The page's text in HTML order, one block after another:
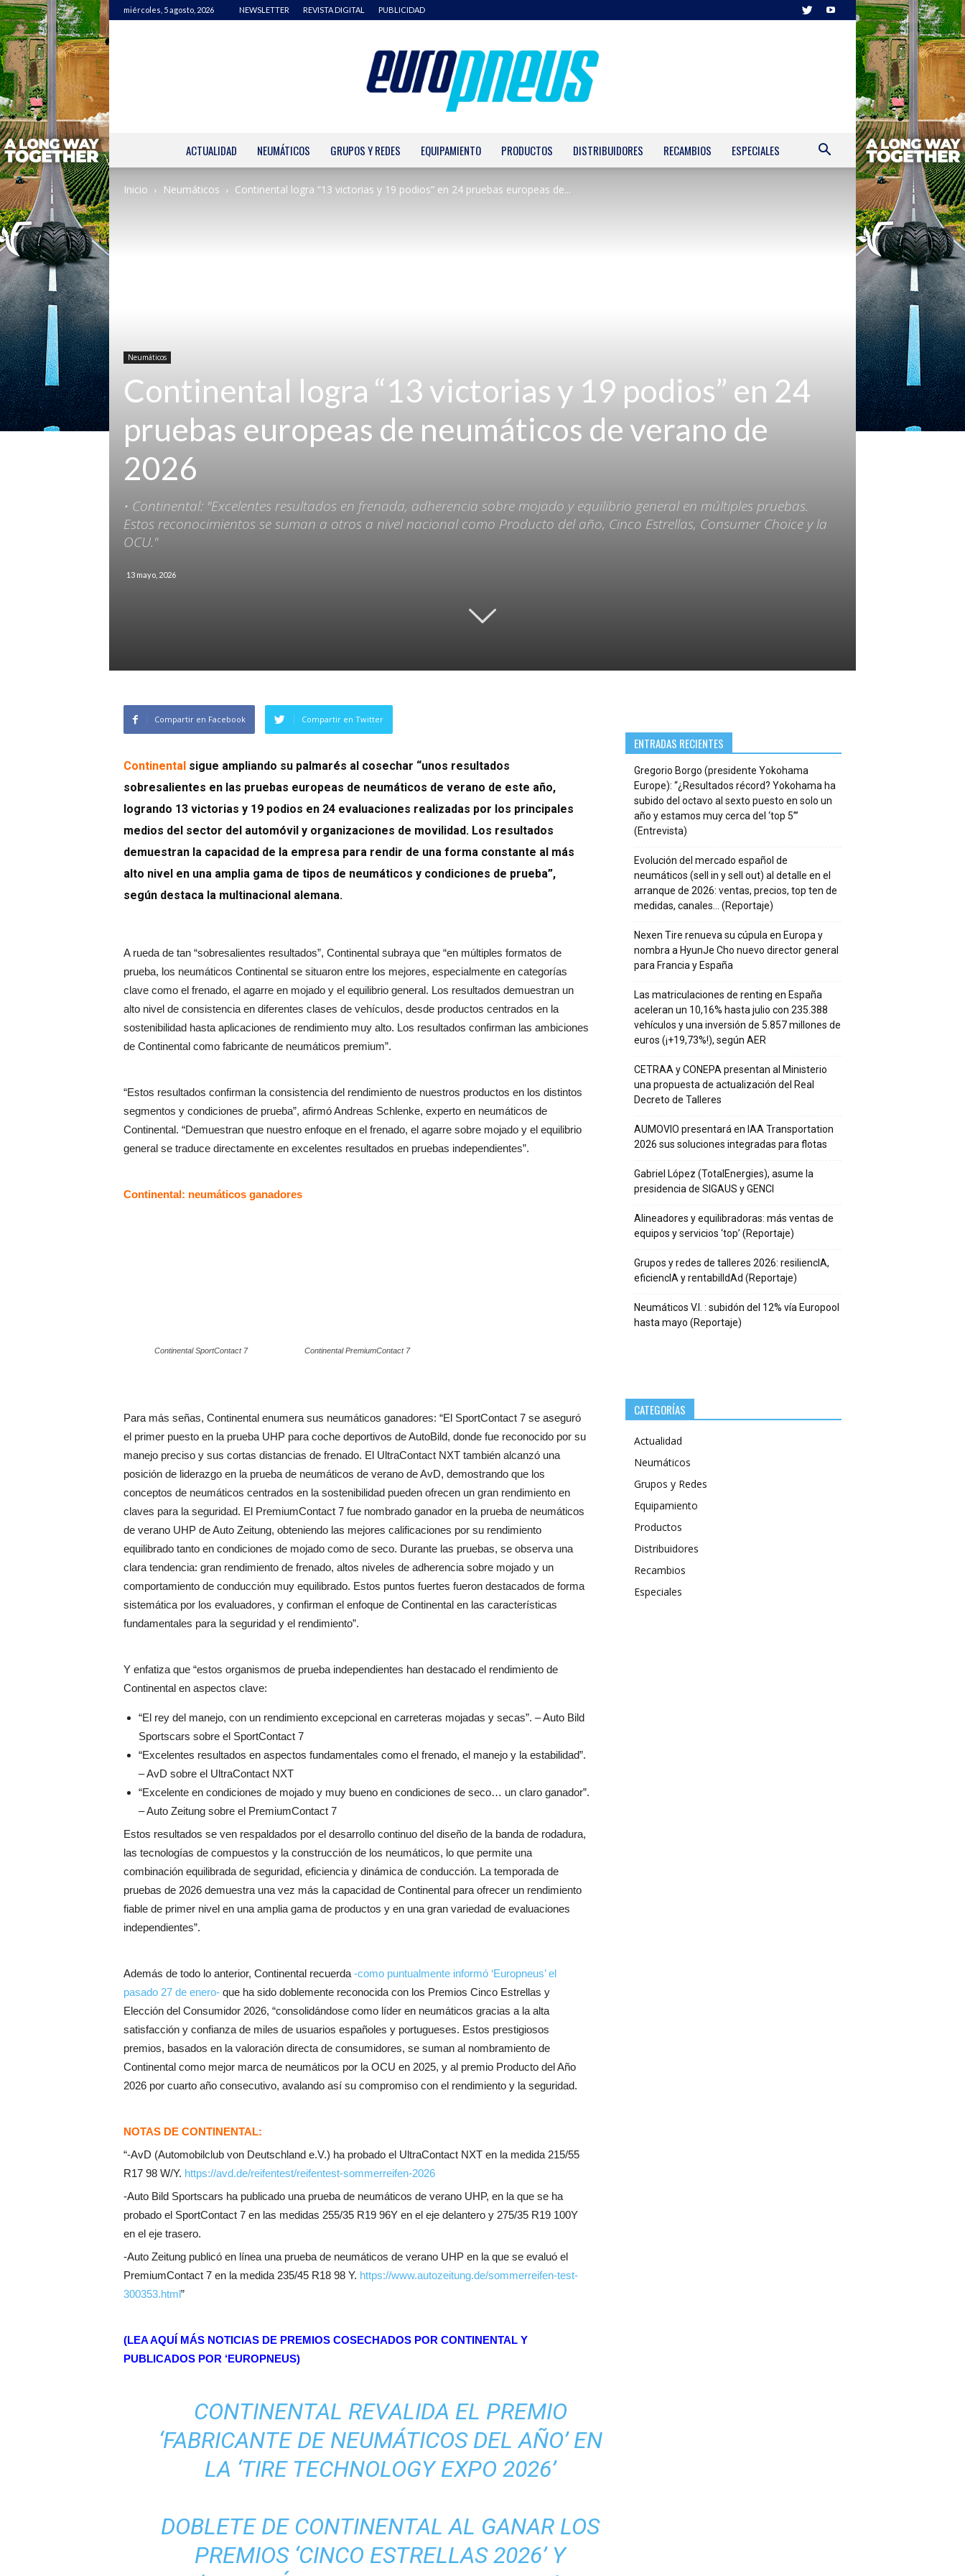
miércoles, 5 agosto, 2026 NEWSLETTER REVISTA DIGITAL PUBLICIDAD
ACTUALIDAD NEUMÁTICOS GRUPOS Y REDES EQUIPAMIENTO PRODUCTOS DISTRIBUIDORES RECAMBIOS ESPECIALES
Inicio Neumáticos Continental logra “13 victorias y 19 podios” en 24 pruebas europeas de...
Neumáticos
Continental logra “13 victorias y 19 podios” en 24
pruebas europeas de neumáticos de verano de
2026
• Continental: "Excelentes resultados en frenada, adherencia sobre mojado y equilibrio general en múltiples pruebas.
Estos reconocimientos se suman a otros a nivel nacional como Producto del año, Cinco Estrellas, Consumer Choice y la
OCU."
13 mayo, 2026
Compartir en Facebook Compartir en Twitter
Continental sigue ampliando su palmarés al cosechar “unos resultados
sobresalientes en las pruebas europeas de neumáticos de verano de este año,
logrando 13 victorias y 19 podios en 24 evaluaciones realizadas por los principales
medios del sector del automóvil y organizaciones de movilidad. Los resultados
demuestran la capacidad de la empresa para rendir de una forma constante al más
alto nivel en una amplia gama de tipos de neumáticos y condiciones de prueba”,
según destaca la multinacional alemana.
A rueda de tan “sobresalientes resultados”, Continental subraya que “en múltiples formatos de
prueba, los neumáticos Continental se situaron entre los mejores, especialmente en categorías
clave como el frenado, el agarre en mojado y el equilibrio general. Los resultados demuestran un
alto nivel de consistencia en diferentes clases de vehículos, desde productos centrados en la
sostenibilidad hasta aplicaciones de rendimiento muy alto. Los resultados confirman las ambiciones
de Continental como fabricante de neumáticos premium”.
“Estos resultados confirman la consistencia del rendimiento de nuestros productos en los distintos
segmentos y condiciones de prueba”, afirmó Andreas Schlenke, experto en neumáticos de
Continental. “Demuestran que nuestro enfoque en el frenado, el agarre sobre mojado y el equilibrio
general se traduce directamente en excelentes resultados en pruebas independientes”.
Continental: neumáticos ganadores
Continental SportContact 7 Continental PremiumContact 7
Para más señas, Continental enumera sus neumáticos ganadores: “El SportContact 7 se aseguró
el primer puesto en la prueba UHP para coche deportivos de AutoBild, donde fue reconocido por su
manejo preciso y sus cortas distancias de frenado. El UltraContact NXT también alcanzó una
posición de liderazgo en la prueba de neumáticos de verano de AvD, demostrando que los
conceptos de neumáticos centrados en la sostenibilidad pueden ofrecen un gran rendimiento en
claves para la seguridad. El PremiumContact 7 fue nombrado ganador en la prueba de neumáticos
de verano UHP de Auto Zeitung, obteniendo las mejores calificaciones por su rendimiento
equilibrado tanto en condiciones de mojado como de seco. Durante las pruebas, se observa una
clara tendencia: gran rendimiento de frenado, altos niveles de adherencia sobre mojado y un
comportamiento de conducción muy equilibrado. Estos puntos fuertes fueron destacados de forma
sistemática por los evaluadores, y confirman el enfoque de Continental en las características
fundamentales para la seguridad y el rendimiento”.
Y enfatiza que “estos organismos de prueba independientes han destacado el rendimiento de
Continental en aspectos clave:
“El rey del manejo, con un rendimiento excepcional en carreteras mojadas y secas”. – Auto Bild
Sportscars sobre el SportContact 7
“Excelentes resultados en aspectos fundamentales como el frenado, el manejo y la estabilidad”.
– AvD sobre el UltraContact NXT
“Excelente en condiciones de mojado y muy bueno en condiciones de seco… un claro ganador”.
– Auto Zeitung sobre el PremiumContact 7
Estos resultados se ven respaldados por el desarrollo continuo del diseño de la banda de rodadura,
las tecnologías de compuestos y la construcción de los neumáticos, lo que permite una
combinación equilibrada de seguridad, eficiencia y dinámica de conducción. La temporada de
pruebas de 2026 demuestra una vez más la capacidad de Continental para ofrecer un rendimiento
fiable de primer nivel en una amplia gama de productos y en una gran variedad de evaluaciones
independientes”.
Además de todo lo anterior, Continental recuerda -como puntualmente informó ‘Europneus’ el
pasado 27 de enero- que ha sido doblemente reconocida con los Premios Cinco Estrellas y
Elección del Consumidor 2026, “consolidándose como líder en neumáticos gracias a la alta
satisfacción y confianza de miles de usuarios españoles y portugueses. Estos prestigiosos
premios, basados en la valoración directa de consumidores, se suman al nombramiento de
Continental como mejor marca de neumáticos por la OCU en 2025, y al premio Producto del Año
2026 por cuarto año consecutivo, avalando así su compromiso con el rendimiento y la seguridad.
NOTAS DE CONTINENTAL:
“-AvD (Automobilclub von Deutschland e.V.) ha probado el UltraContact NXT en la medida 215/55
R17 98 W/Y. https://avd.de/reifentest/reifentest-sommerreifen-2026
-Auto Bild Sportscars ha publicado una prueba de neumáticos de verano UHP, en la que se ha
probado el SportContact 7 en las medidas 255/35 R19 96Y en el eje delantero y 275/35 R19 100Y
en el eje trasero.
-Auto Zeitung publicó en línea una prueba de neumáticos de verano UHP en la que se evaluó el
PremiumContact 7 en la medida 235/45 R18 98 Y. https://www.autozeitung.de/sommerreifen-test-
300353.html”
(LEA AQUÍ MÁS NOTICIAS DE PREMIOS COSECHADOS POR CONTINENTAL Y
PUBLICADOS POR ‘EUROPNEUS)
CONTINENTAL REVALIDA EL PREMIO
‘FABRICANTE DE NEUMÁTICOS DEL AÑO’ EN
LA ‘TIRE TECHNOLOGY EXPO 2026’
DOBLETE DE CONTINENTAL AL GANAR LOS
PREMIOS ‘CINCO ESTRELLAS 2026’ Y
ENTRADAS RECIENTES
Gregorio Borgo (presidente Yokohama
Europe): “¿Resultados récord? Yokohama ha
subido del octavo al sexto puesto en solo un
año y estamos muy cerca del ‘top 5’”
(Entrevista)
Evolución del mercado español de
neumáticos (sell in y sell out) al detalle en el
arranque de 2026: ventas, precios, top ten de
medidas, canales… (Reportaje)
Nexen Tire renueva su cúpula en Europa y
nombra a HyunJe Cho nuevo director general
para Francia y España
Las matriculaciones de renting en España
aceleran un 10,16% hasta julio con 235.388
vehículos y una inversión de 5.857 millones de
euros (¡+19,73%!), según AER
CETRAA y CONEPA presentan al Ministerio
una propuesta de actualización del Real
Decreto de Talleres
AUMOVIO presentará en IAA Transportation
2026 sus soluciones integradas para flotas
Gabriel López (TotalEnergies), asume la
presidencia de SIGAUS y GENCI
Alineadores y equilibradoras: más ventas de
equipos y servicios ‘top’ (Reportaje)
Grupos y redes de talleres 2026: resiliencIA,
eficiencIA y rentabilIdAd (Reportaje)
Neumáticos V.I. : subidón del 12% vía Europool
hasta mayo (Reportaje)
CATEGORÍAS
Actualidad
Neumáticos
Grupos y Redes
Equipamiento
Productos
Distribuidores
Recambios
Especiales